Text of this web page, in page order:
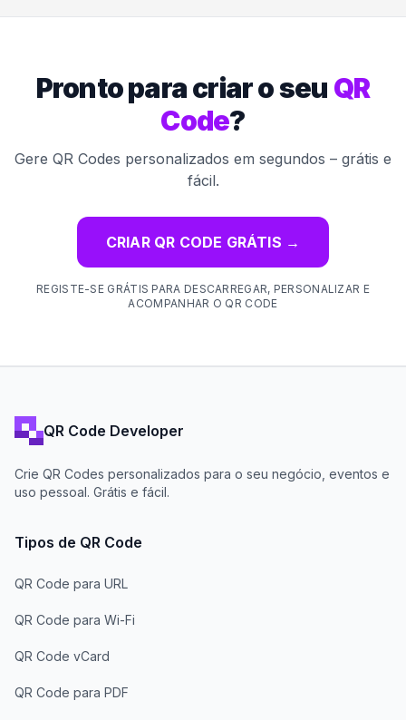
Pronto para criar o seu QR
Code?
Gere QR Codes personalizados em segundos – grátis e
fácil.
CRIAR QR CODE GRÁTIS →
REGISTE-SE GRÁTIS PARA DESCARREGAR, PERSONALIZAR E
ACOMPANHAR O QR CODE
QR Code Developer
Crie QR Codes personalizados para o seu negócio, eventos e
uso pessoal. Grátis e fácil.
Tipos de QR Code
QR Code para URL
QR Code para Wi-Fi
QR Code vCard
QR Code para PDF